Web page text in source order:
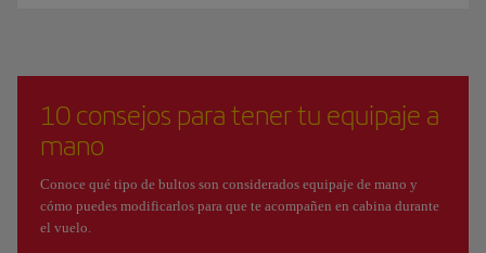
10 consejos para tener tu equipaje a
mano
Conoce qué tipo de bultos son considerados equipaje de mano y
cómo puedes modificarlos para que te acompañen en cabina durante
el vuelo.